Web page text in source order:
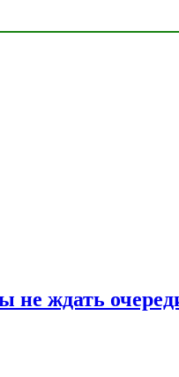
не ждать